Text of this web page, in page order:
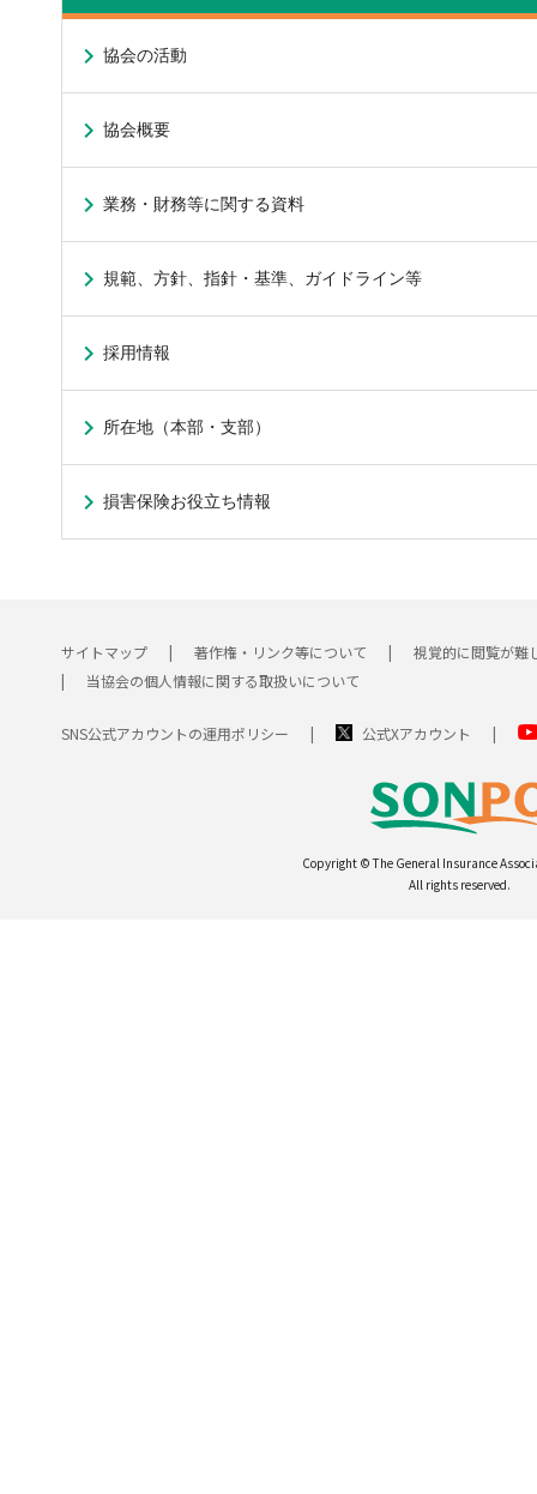
協会の活動
協会概要
業務・財務等に関する資料
規範、方針、指針・基準、ガイドライン等
採用情報
所在地（本部・支部）
損害保険お役立ち情報
サイトマップ 著作権・リンク等について
視覚的に閲覧が難
当協会の個人情報に関する取扱いについて
SNS公式アカウントの運用ポリシー 公式Xアカウント
Copyright © The General Insurance
All rights reserved.